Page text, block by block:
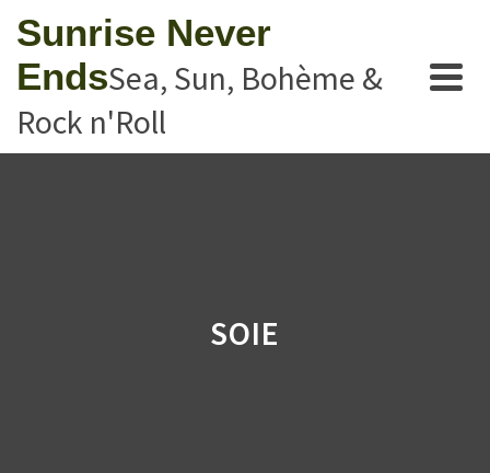
Sunrise Never
EndsSea, Sun, Bohème &
Rock n'Roll
SOIE